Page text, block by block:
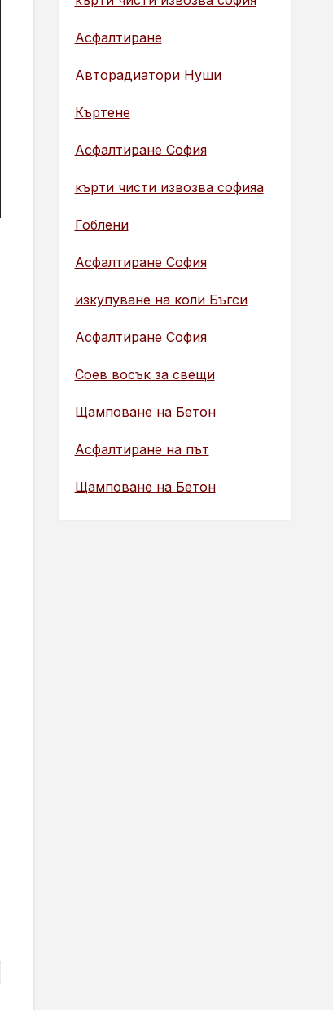
Асфалтиране
Авторадиатори Нуши
Къртене
Асфалтиране София
кърти чисти извозва софияа
Гоблени
Асфалтиране София
изкупуване на коли Бъгси
Асфалтиране София
Соев восък за свещи
Щамповане на Бетон
Асфалтиране на път
Щамповане на Бетон